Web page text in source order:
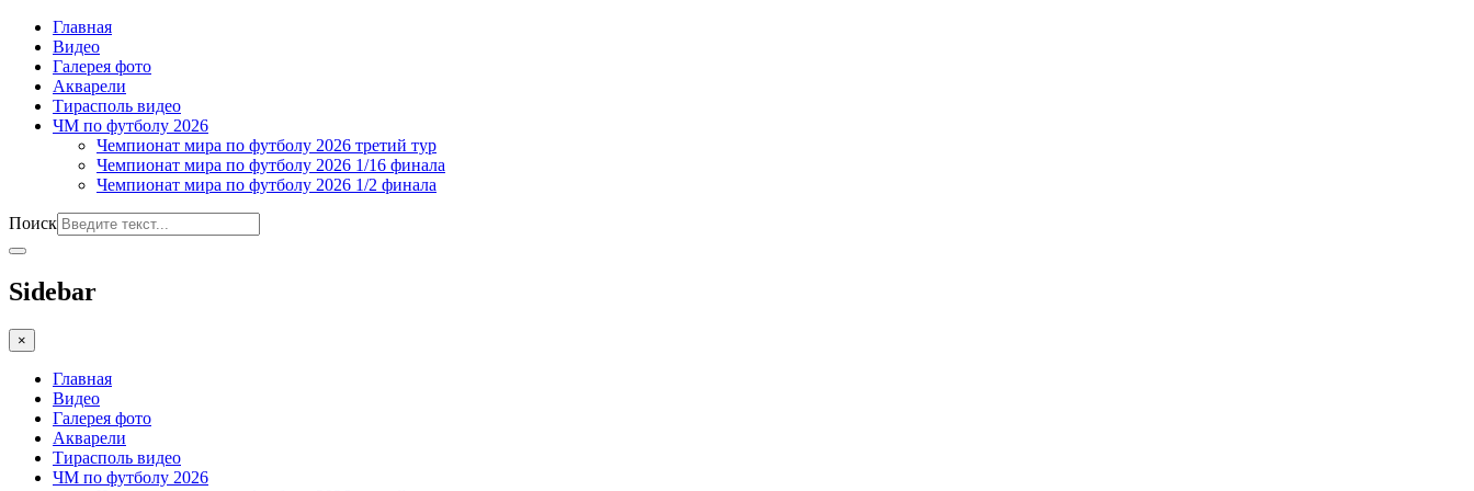
Главная
Видео
Галерея фото
Акварели
Тирасполь видео
ЧМ по футболу 2026
Чемпионат мира по футболу 2026 третий тур
Чемпионат мира по футболу 2026 1/16 финала
Чемпионат мира по футболу 2026 1/2 финала
Поиск
Sidebar
×
Главная
Видео
Галерея фото
Акварели
Тирасполь видео
ЧМ по футболу 2026